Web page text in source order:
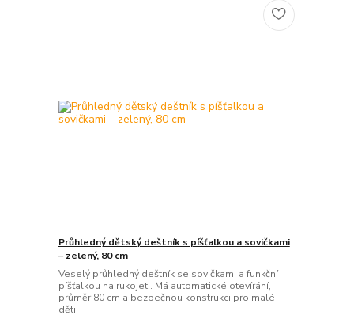
Průhledný dětský deštník s píšťalkou a sovičkami
– zelený, 80 cm
Veselý průhledný deštník se sovičkami a funkční
píšťalkou na rukojeti. Má automatické otevírání,
průměr 80 cm a bezpečnou konstrukci pro malé
děti.